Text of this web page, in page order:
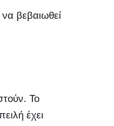
βεβαιωθεί
Το
έχει